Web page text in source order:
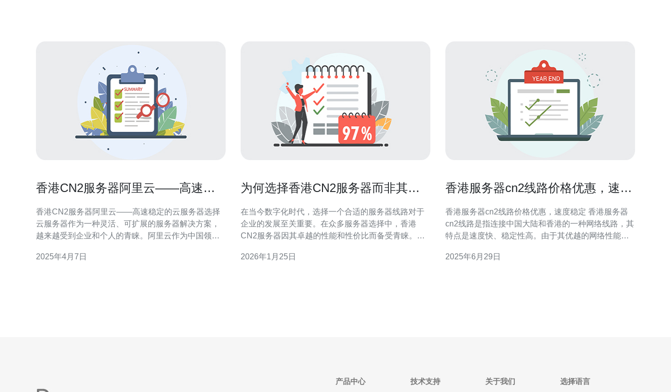
香港CN2服务器阿里云——高速稳
香港CN2服务器阿里云——高速稳定的云服务器选择
云服务器作为一种灵活、可扩展的服务器解决方案，
越来越受到企业和个人的青睐。阿里云作为中国领先
器，具有高速稳定的特点，成为了许多用户的首选。
2025年4月7日
为何选择香港CN2服务器而非其他
在当今数字化时代，选择一个合适的服务器线路对于
企业的发展至关重要。在众多服务器选择中，香港
CN2服务器因其卓越的性能和性价比而备受青睐。无
都展现出了其最佳的优势。因此，本文将深入分析选
2026年1月25日
香港服务器cn2线路价格优惠，速度
香港服务器cn2线路价格优惠，速度稳定 香港服务器
cn2线路是指连接中国大陆和香港的一种网络线路，其
特点是速度快、稳定性高。由于其优越的网络性能，
程序或进行游戏。 相比其他线路，香港服务器cn2线
2025年6月29日
产品中心 技术支持 关于我们 选择语言